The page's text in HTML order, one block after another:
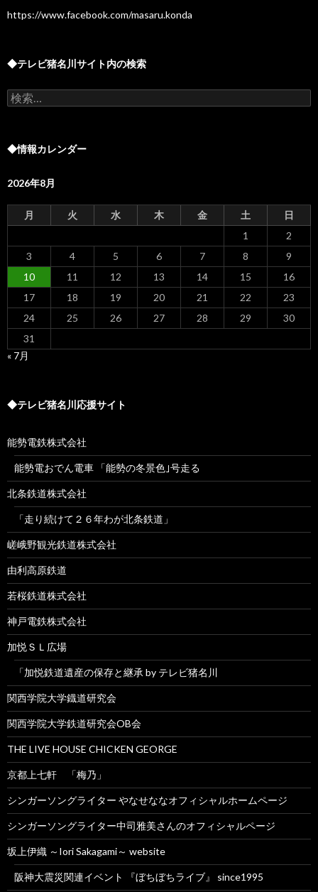
https://www.facebook.com/masaru.konda
◆テレビ猪名川サイト内の検索
検
索:
◆情報カレンダー
2026年8月
月 火 水 木 金 土
日
1
2
3
4 5 6 7 8
9
10
11 12 13 14 15
16
17
18 19 20 21 22
23
24
25 26 27 28 29
30
31
« 7月
◆テレビ猪名川応援サイト
能勢電鉄株式会社
能勢電おでん電車 「能勢の冬景色｣号走る
北条鉄道株式会社
「走り続けて２６年わが北条鉄道」
嵯峨野観光鉄道株式会社
由利高原鉄道
若桜鉄道株式会社
神戸電鉄株式会社
加悦ＳＬ広場
「加悦鉄道遺産の保存と継承 by テレビ猪名川
関西学院大学鐡道研究会
関西学院大学鉄道研究会OB会
THE LIVE HOUSE CHICKEN GEORGE
京都上七軒 「梅乃」
シンガーソングライター やなせななオフィシャルホームページ
シンガーソングライター中司雅美さんのオフィシャルページ
坂上伊織 ～Iori Sakagami～ website
阪神大震災関連イベント 『ぼちぼちライブ』 since1995